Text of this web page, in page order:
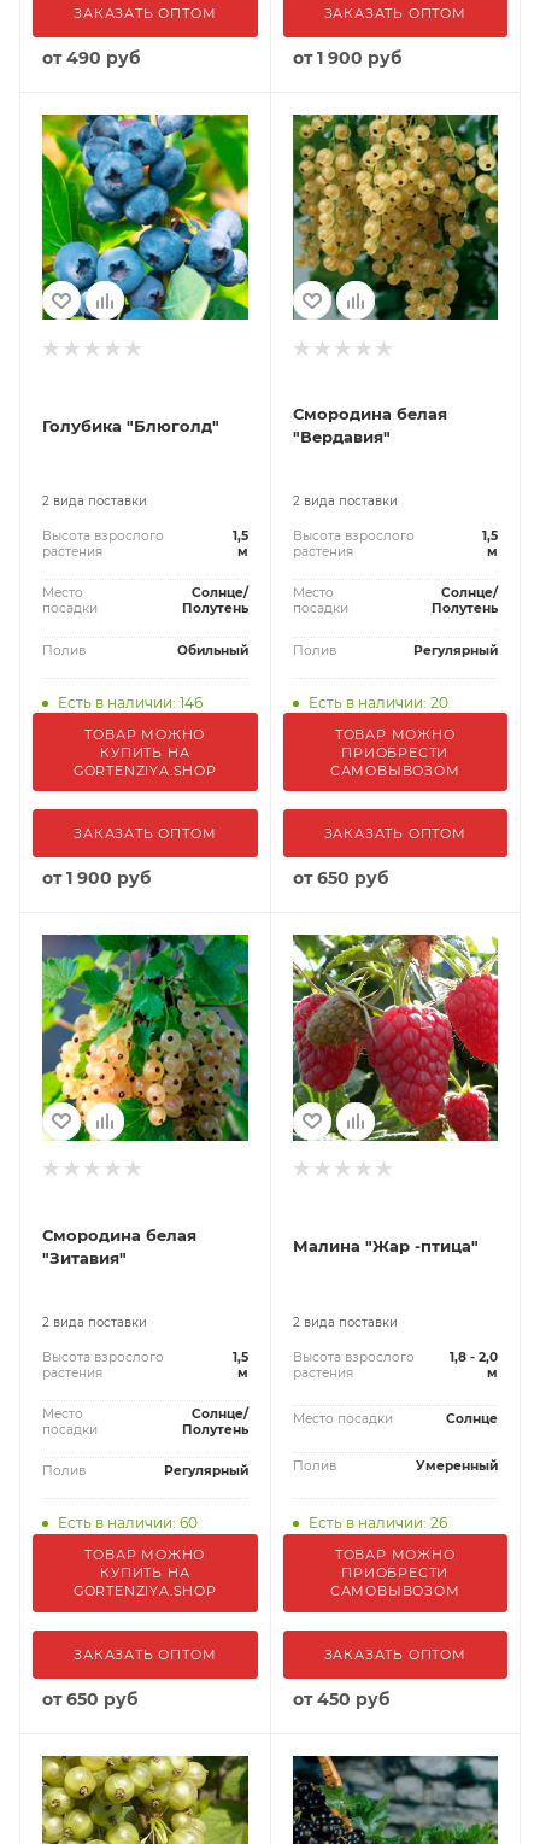
ЗАКАЗАТЬ ОПТОМ
от490 руб
ЗАКАЗАТЬ ОПТОМ
от1 900 руб
Голубика "Блюголд"
2 вида поставки
Высота взрослого
растения
1,5
м
Место
посадки
Солнце/
Полутень
Полив Обильный
Есть в наличии: 146
ТОВАР МОЖНО
КУПИТЬ НА
GORTENZIYA.SHOP
ЗАКАЗАТЬ ОПТОМ
от1 900 руб
Смородина белая
"Вердавия"
2 вида поставки
Высота взрослого
растения
1,5
м
Место
посадки
Солнце/
Полутень
Полив Регулярный
Есть в наличии: 20
ТОВАР МОЖНО
ПРИОБРЕСТИ
САМОВЫВОЗОМ
ЗАКАЗАТЬ ОПТОМ
от650 руб
Смородина белая
"Зитавия"
2 вида поставки
Высота взрослого
растения
1,5
м
Место
посадки
Солнце/
Полутень
Полив Регулярный
Есть в наличии: 60
ТОВАР МОЖНО
КУПИТЬ НА
GORTENZIYA.SHOP
ЗАКАЗАТЬ ОПТОМ
от650 руб
Малина "Жар -птица"
2 вида поставки
Высота взрослого
растения
1,8 - 2,0
м
Место посадки Солнце
Полив Умеренный
Есть в наличии: 26
ТОВАР МОЖНО
ПРИОБРЕСТИ
САМОВЫВОЗОМ
ЗАКАЗАТЬ ОПТОМ
от450 руб